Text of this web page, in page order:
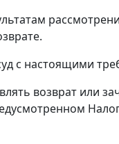
с настоящими
возврат или